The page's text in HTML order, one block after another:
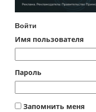
Войти
Имя пользователя
Пароль
Запомнить меня